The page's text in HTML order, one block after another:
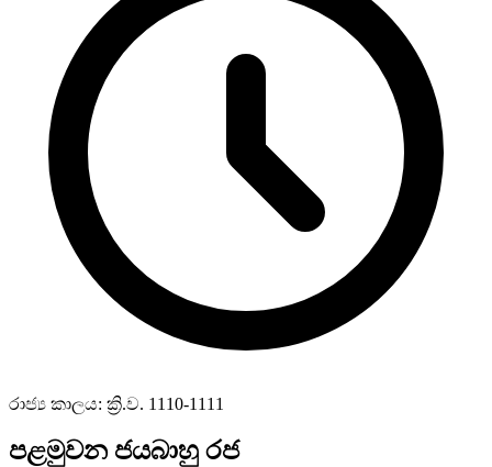
රාජ්‍ය කාලය: ක්‍රි.ව. 1110-1111
පළමුවන ජයබාහු රජ